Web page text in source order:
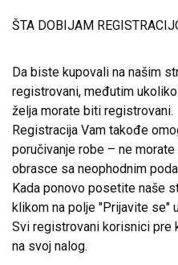
ŠTA DOBIJAM
Da biste kupovali na našim
registrovani, međutim
želja morate biti registrovani.
Registracija Vam takođe
poručivanje robe – ne
obrasce sa neophodnim
Kada ponovo posetite naše
klikom na polje "Prijavite se"
Svi registrovani korisnici pre
na svoj nalog.